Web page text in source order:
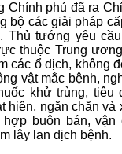
Chính phủ đã ra
bộ các giải pháp
Thủ tướng yêu
thuộc Trung
các ổ dịch, không
vật mắc bệnh,
khử trùng, tiêu
hiện, ngăn chặn và
buôn bán, vận
lây lan dịch bệnh.